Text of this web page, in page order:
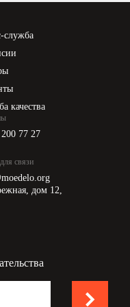
служба
качества
77 27
связи
дом 12,